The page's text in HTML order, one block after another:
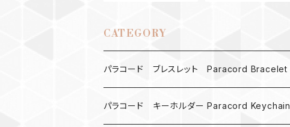
CATEGORY
パラコード ブレスレット Paracord Bracelet
MAD MAX
パラコード キーホルダー Paracord Keychain